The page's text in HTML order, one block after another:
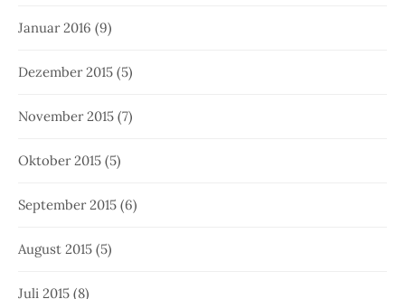
Januar 2016 (9)
Dezember 2015 (5)
November 2015 (7)
Oktober 2015 (5)
September 2015 (6)
August 2015 (5)
Juli 2015 (8)